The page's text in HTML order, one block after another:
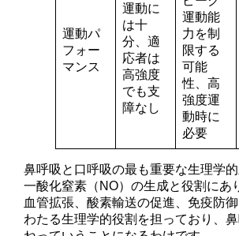
運動パ
フォー
マンス
運動に
は十
分、適
応者は
高強度
でも支
障なし
運動能
力を制
限する
可能
性、高
強度運
動時に
必要
鼻呼吸と口呼吸の最も重要な生理学
一酸化窒素（NO）の生成と役割にあ
血管拡張、酸素輸送の促進、免疫防
わたる生理学的役割を担っており、